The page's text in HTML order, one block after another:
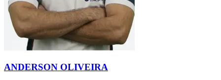
ANDERSON OLIVEIRA